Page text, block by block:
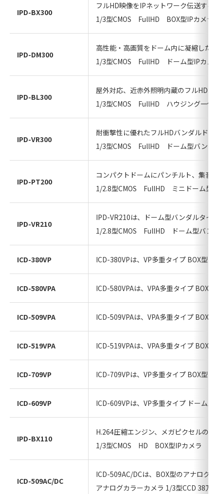
IPD-BX300
フルHD映像をIPネットワーク伝送す
1/3型CMOS FullHD BOX型IPカメラ
IPD-DM300
高性能・高画質をドーム内に凝縮した
1/3型CMOS FullHD ドーム型IPカメ
IPD-BL300
屋外対応、近赤外照明内蔵のフルHD
1/3型CMOS FullHD ハウジング一体
IPD-VR300
耐衝撃性に優れたフルHDバンダルド
1/3型CMOS FullHD ドーム型バンダ
IPD-PT200
コンパクトドームにパンチルト、集音
1/2.8型CMOS FullHD ミニドーム型
IPD-VR210
IPD-VR210は、ドーム型バンダルタイ
1/2.8型CMOS FullHD ドーム型バン
ICD-380VP ICD-380VPは、VP多重タイプ BOX型
ICD-580VPA ICD-580VPAは、VPA多重タイプ BOX
ICD-509VPA ICD-509VPAは、VPA多重タイプ BOX
ICD-519VPA ICD-519VPAは、VPA多重タイプ BOX
ICD-709VP ICD-709VPは、VP多重タイプ BOX型
ICD-609VP ICD-609VPは、VP多重タイプ ドーム
IPD-BX110
H.264圧縮エンジン、メガピクセルの
1/3型CMOS HD BOX型IPカメラ
ICD-509AC/DC
ICD-509AC/DCは、BOX型のアナログ
アナログカラーカメラ 1/3型CCD 38万